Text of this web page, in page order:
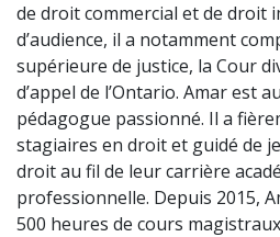
de droit commercial et de droit
d’audience, il a notamment
supérieure de justice, la Cour
d’appel de l’Ontario. Amar est
pédagogue passionné. Il a
stagiaires en droit et guidé de
droit au fil de leur carrière
professionnelle. Depuis 2015,
500 heures de cours